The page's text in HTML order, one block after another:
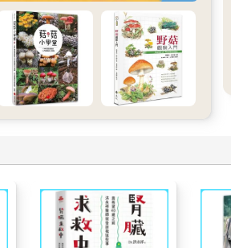
營養過剩的棲息地，轉眼成為化學清除
，我們不可能找到這種對微生物來說，
一刻便成為死亡峽谷的地方。
到這種極端的環境條件（在一塊小空
動不定）。這種擺盪給微生物構成了很
目前還不知道，微生物會因此惹出什麼
的假說出現：這種狂野、變化極端的環
在進行中了。創新派的微生物學家認
一同演化，就寵物一樣，而兩萬年的時
綽有餘。
礎認知仍然貧乏得可憐，就像處在巨
一支小手電筒。人類有能力飛上月球，
於我們的同居者躲在盾牌後密謀著什